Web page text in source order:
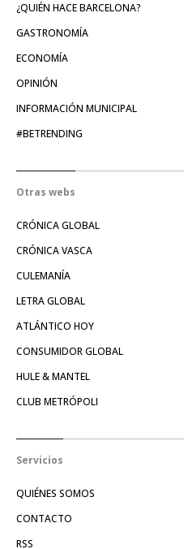
¿QUIÉN HACE BARCELONA?
GASTRONOMÍA
ECONOMÍA
OPINIÓN
INFORMACIÓN MUNICIPAL
#BETRENDING
Otras webs
CRÓNICA GLOBAL
CRÓNICA VASCA
CULEMANÍA
LETRA GLOBAL
ATLÁNTICO HOY
CONSUMIDOR GLOBAL
HULE & MANTEL
CLUB METRÓPOLI
Servicios
QUIÉNES SOMOS
CONTACTO
RSS